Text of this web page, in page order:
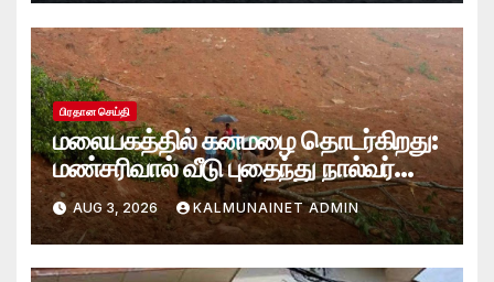
பிரதான செய்தி
மலையகத்தில் கனமழை தொடர்கிறது:
மண்சரிவால் வீடு புதைந்து நால்வர்
மாயம்
AUG 3, 2026 KALMUNAINET ADMIN